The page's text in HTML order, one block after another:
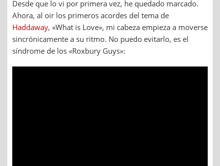
Desde que lo vi por primera vez, he quedado marcado.
Ahora, al oir los primeros acordes del tema de
Haddaway, «What is Love», mi cabeza empieza a moverse
sincrónicamente a su ritmo. No puedo evitarlo, es el
síndrome de los «Roxbury Guys»: